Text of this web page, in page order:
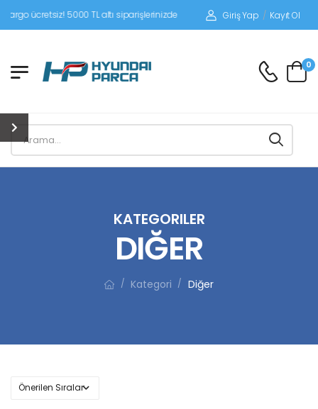
5000 TL altı siparişlerinizde siparişleriniz alıcı ödemeli gönderilir.
Giriş Yap / Kayıt Ol
0
KATEGORILER
DIĞER
/ Kategori / Diğer